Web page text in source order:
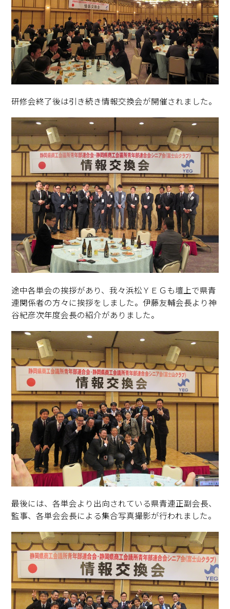
研修会終了後は引き続き情報交換会が開催されました。
途中各単会の挨拶があり、我々浜松ＹＥＧも壇上で県青
連関係者の方々に挨拶をしました。伊藤友輔会長より神
谷紀彦次年度会長の紹介がありました。
最後には、各単会より出向されている県青連正副会長、
監事、各単会会長による集合写真撮影が行われました。